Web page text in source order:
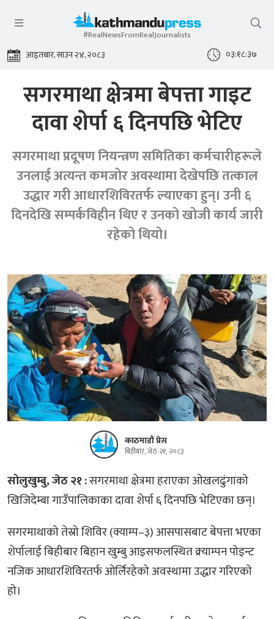
#RealNewsFromRealJournalists
आइतबार, साउन २४, २०८३ ०३:१८:३७
सगरमाथा क्षेत्रमा बेपत्ता गाइट
दावा शेर्पा ६ दिनपछि भेटिए
सगरमाथा प्रदूषण नियन्त्रण समितिका कर्मचारीहरूले
उनलाई अत्यन्त कमजोर अवस्थामा देखेपछि तत्काल
उद्धार गरी आधारशिविरतर्फ ल्याएका हुन्। उनी ६
दिनदेखि सम्पर्कविहीन थिए र उनको खोजी कार्य जारी
रहेको थियो।
काठमाडौं प्रेस
बिहीबार, जेठ २१, २०८३
सोलुखुम्बु, जेठ २१ :सगरमाथा क्षेत्रमा हराएका ओखलढुंगाको
खिजिदेम्बा गाउँपालिकाका दावा शेर्पा ६ दिनपछि भेटिएका छन्।
सगरमाथाको तेस्रो शिविर (क्याम्प–३) आसपासबाट बेपत्ता भएका
शेर्पालाई बिहीबार बिहान खुम्बु आइसफलस्थित क्र्याम्पन पोइन्ट
नजिक आधारशिविरतर्फ ओर्लिरहेको अवस्थामा उद्धार गरिएको
हो।